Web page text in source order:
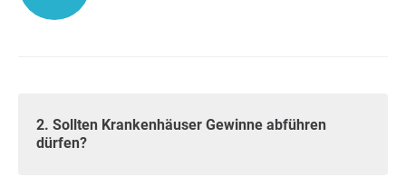
2. Sollten Krankenhäuser Gewinne abführen
dürfen?